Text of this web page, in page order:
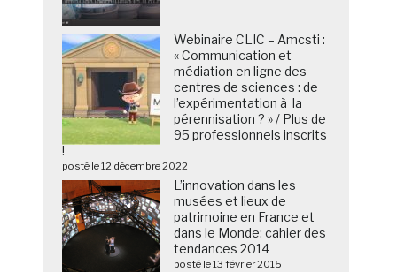
Webinaire CLIC – Amcsti :
« Communication et
médiation en ligne des
centres de sciences : de
l’expérimentation à la
pérennisation ? » / Plus de
95 professionnels inscrits
!
posté le 12 décembre 2022
L’innovation dans les
musées et lieux de
patrimoine en France et
dans le Monde: cahier des
tendances 2014
posté le 13 février 2015